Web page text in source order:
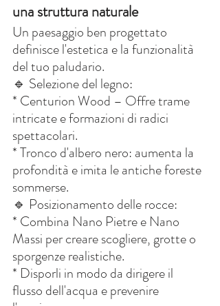
una struttura naturale
Un paesaggio ben progettato
definisce l'estetica e la funzionalità
del tuo paludario.
🔹 Selezione del legno:
* Centurion Wood – Offre trame
intricate e formazioni di radici
spettacolari.
* Tronco d'albero nero: aumenta la
profondità e imita le antiche foreste
sommerse.
🔹 Posizionamento delle rocce:
* Combina Nano Pietre e Nano
Massi per creare scogliere, grotte o
sporgenze realistiche.
* Disporli in modo da dirigere il
flusso dell'acqua e prevenire